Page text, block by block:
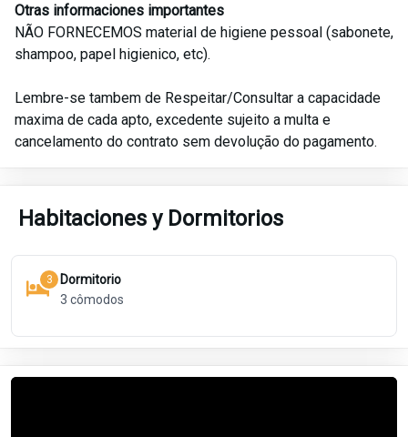
Otras informaciones importantes
NÃO FORNECEMOS material de higiene pessoal (sabonete,
shampoo, papel higienico, etc).
Lembre-se tambem de Respeitar/Consultar a capacidade
maxima de cada apto, excedente sujeito a multa e
cancelamento do contrato sem devolução do pagamento.
Habitaciones y Dormitorios
3
Dormitorio
3 cômodos